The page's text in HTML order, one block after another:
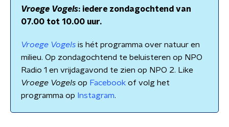
Vroege Vogels: iedere zondagochtend van
07.00 tot 10.00 uur.
Vroege Vogels is hét programma over natuur en
milieu. Op zondagochtend te beluisteren op NPO
Radio 1 en vrijdagavond te zien op NPO 2. Like
Vroege Vogels op Facebook of volg het
programma op Instagram.